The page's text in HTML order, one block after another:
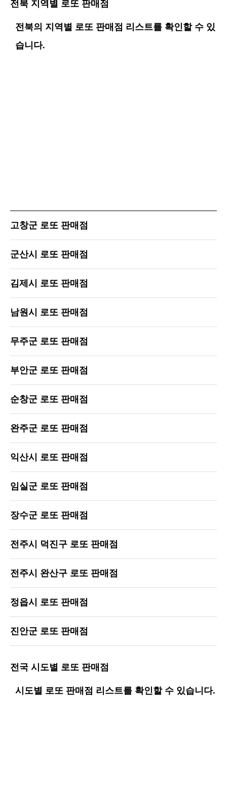
전북 지역별 로또 판매점
전북의 지역별 로또 판매점 리스트를 확인할 수 있
습니다.
고창군 로또 판매점
군산시 로또 판매점
김제시 로또 판매점
남원시 로또 판매점
무주군 로또 판매점
부안군 로또 판매점
순창군 로또 판매점
완주군 로또 판매점
익산시 로또 판매점
임실군 로또 판매점
장수군 로또 판매점
전주시 덕진구 로또 판매점
전주시 완산구 로또 판매점
정읍시 로또 판매점
진안군 로또 판매점
전국 시도별 로또 판매점
시도별 로또 판매점 리스트를 확인할 수 있습니다.